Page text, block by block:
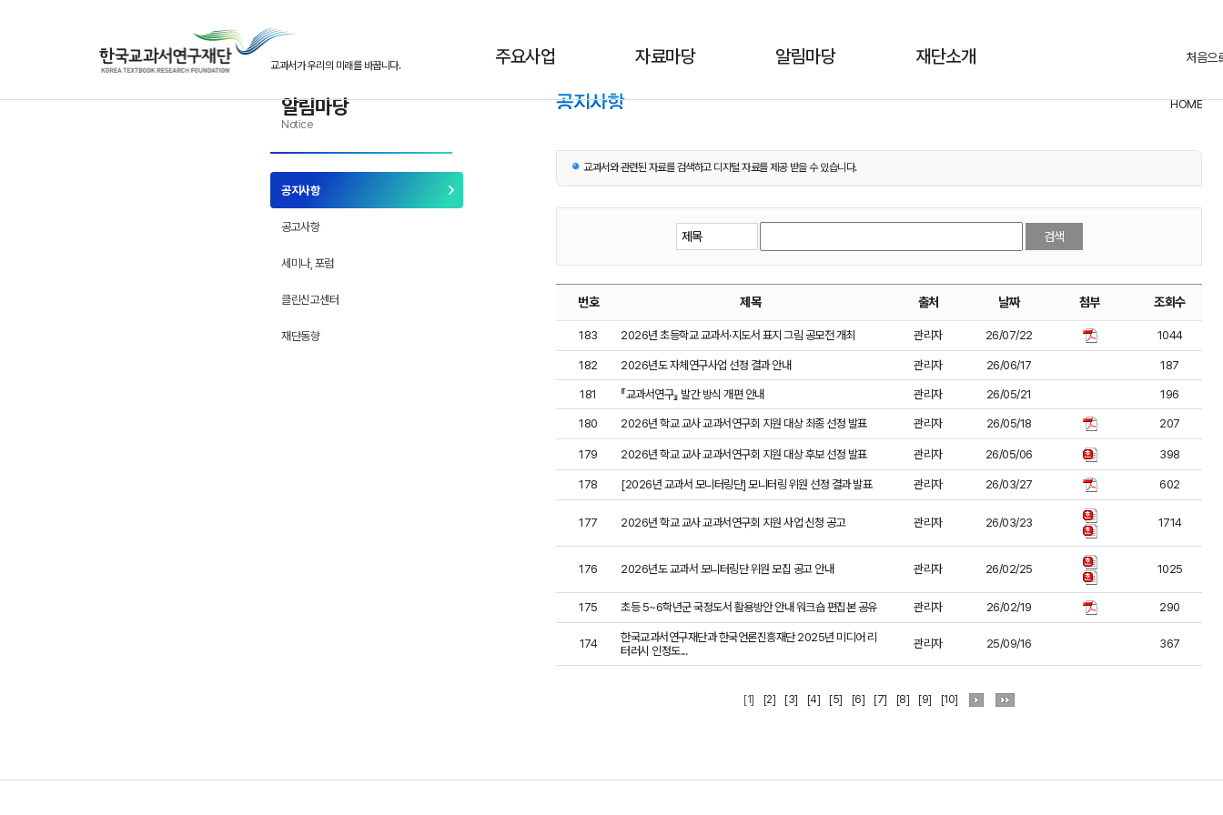
주요사업 자료마당 알림마당 재단소개 처음으
교과서가 우리의 미래를 바꿉니다.
알림마당
Notice
공지사항
공고사항
세미나, 포럼
클린신고센터
재단동향
HOME
교과서와 관련된 자료를 검색하고 디지털 자료를 제공 받을 수 있습니다.
검색
번호 제목 출처 날짜 첨부 조회수
183 2026년 초등학교 교과서·지도서 표지 그림 공모전 개최 관리자 26/07/22 1044
182 2026년도 자체연구사업 선정 결과 안내 관리자 26/06/17 187
181 『교과서연구』 발간 방식 개편 안내 관리자 26/05/21 196
180 2026년 학교 교사 교과서연구회 지원 대상 최종 선정 발표 관리자 26/05/18 207
179 2026년 학교 교사 교과서연구회 지원 대상 후보 선정 발표 관리자 26/05/06 398
178 [2026년 교과서 모니터링단] 모니터링 위원 선정 결과 발표 관리자 26/03/27 602
177 2026년 학교 교사 교과서연구회 지원 사업 신청 공고 관리자 26/03/23 1714
176 2026년도 교과서 모니터링단 위원 모집 공고 안내 관리자 26/02/25 1025
175 초등 5~6학년군 국정도서 활용방안 안내 워크숍 편집본 공유 관리자 26/02/19 290
174
한국교과서연구재단과 한국언론진흥재단 2025년 미디어 리
터러시 인정도...
관리자 25/09/16 367
[1] [2] [3] [4] [5] [6] [7] [8] [9] [10]